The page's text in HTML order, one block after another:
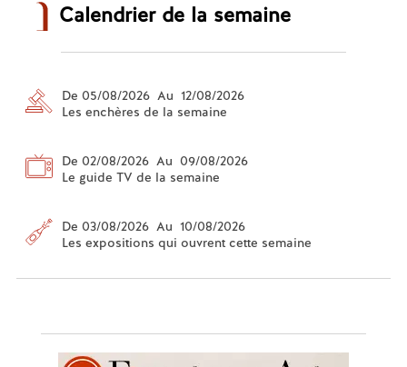
Calendrier de la semaine
De 05/08/2026 Au 12/08/2026
Les enchères de la semaine
De 02/08/2026 Au 09/08/2026
Le guide TV de la semaine
De 03/08/2026 Au 10/08/2026
Les expositions qui ouvrent cette semaine